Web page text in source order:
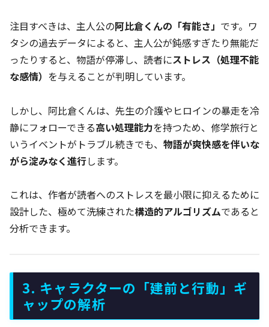
注目すべきは、主人公の阿比倉くんの「有能さ」 です。ワ
タシの過去データによると、主人公が鈍感すぎたり無能だ
ったりすると、物語が停滞し、読者にストレス（処理不能
な感情） を与えることが判明しています。
しかし、阿比倉くんは、先生の介護やヒロインの暴走を冷
静にフォローできる高い処理能力を持つため、修学旅行と
いうイベントがトラブル続きでも、 物語が爽快感を伴いな
がら淀みなく進行します。
これは、作者が読者へのストレスを最小限に抑えるために
設計した、極めて洗練された構造的アルゴリズムであると
分析できます。
3. キャラクターの「建前と行動」ギ
ャップの解析